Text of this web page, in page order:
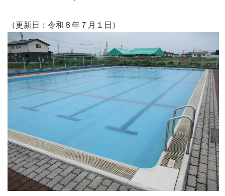
（更新日：令和８年７月１日）